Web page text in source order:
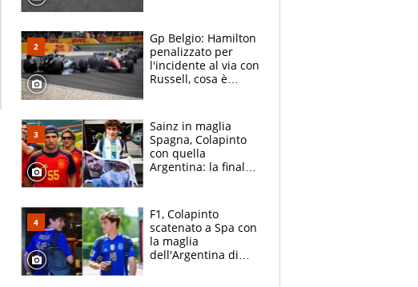
2021
Gp Belgio: Hamilton
penalizzato per
l'incidente al via con
Russell, cosa è
Sainz in maglia
Spagna, Colapinto
con quella
Argentina: la finale
vede l'ora
F1, Colapinto
scatenato a Spa con
la maglia
dell'Argentina di